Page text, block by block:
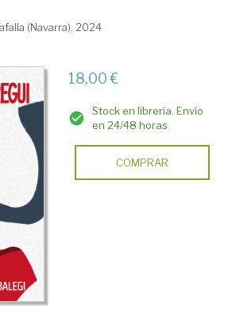
(Navarra), 2024
18,00 €
Stock en librería. Envío
en 24/48 horas
COMPRAR